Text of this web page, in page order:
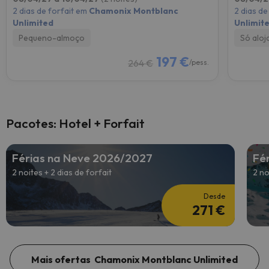
2 dias de forfait em Chamonix Montblanc
Unlimited
Pequeno-almoço
264 € 197 €/pess.
2 dias
Só
Pacotes: Hotel + Forfait
Férias na Neve 2026/2027
2 noites + 2 dias de forfait
Desde
271 €
2
Mais ofertas Chamonix Montblanc Unlimited